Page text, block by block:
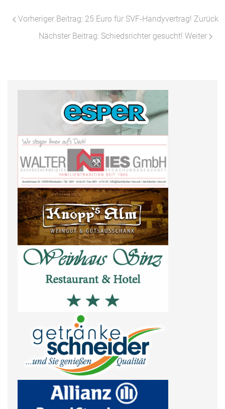
Vorheriger Beitrag: 25 Euro für SVF-Handyvertrag! Zurück
Nächster Beitrag: Schiedsrichter gesucht! Weiter